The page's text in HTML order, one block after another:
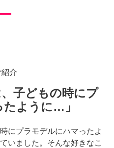
介
、子どもの時にプ
ように…」
にプラモデルにハマったよ
いました。そんな好きなこ